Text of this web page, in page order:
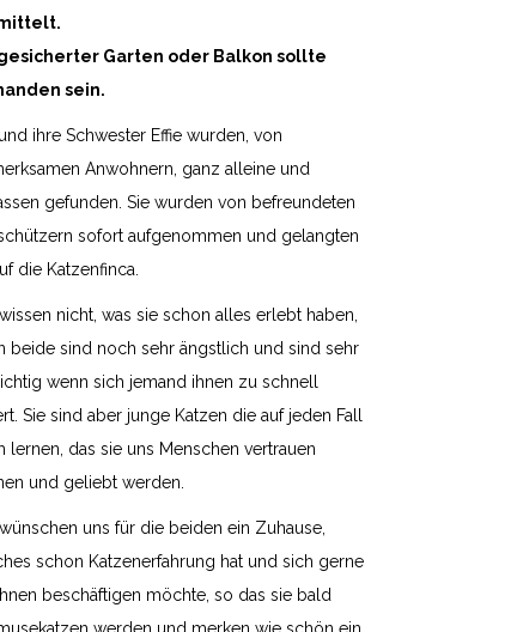
gesicherter Garten oder Balkon sollte
sein.
ihre Schwester Effie wurden, von
Anwohnern, ganz alleine und
gefunden. Sie wurden von befreundeten
sofort aufgenommen und gelangten
die Katzenfinca.
nicht, was sie schon alles erlebt haben,
beide sind noch sehr ängstlich und sind sehr
wenn sich jemand ihnen zu schnell
Sie sind aber junge Katzen die auf jeden Fall
lernen, das sie uns Menschen vertrauen
und geliebt werden.
uns für die beiden ein Zuhause,
schon Katzenerfahrung hat und sich gerne
beschäftigen möchte, so das sie bald